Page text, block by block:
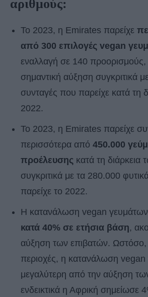
αριθμούς:
Το 2023, η Emirates παρείχε
από 300 επιλογές vegan
εναλλαγή σε 140
σημαντική αύξηση συγκριτικά
συνταγές που παρείχε κατά τη
2022.
Το 2023, η Emirates παρείχε
περισσότερα από 450.000
προέλευσης κατά τη
συγκριτικά με τα 280.000
παρείχε το 2022.
Η κατανάλωση vegan γευμάτων
κατά 40% σε ετήσια βάση,
αύξηση των επιβατών. Ωστόσο,
περιοχές, η κατανάλωση vegan
μεγαλύτερη από την αύξηση
ενδεικτικά η Αφρική σημείωσε